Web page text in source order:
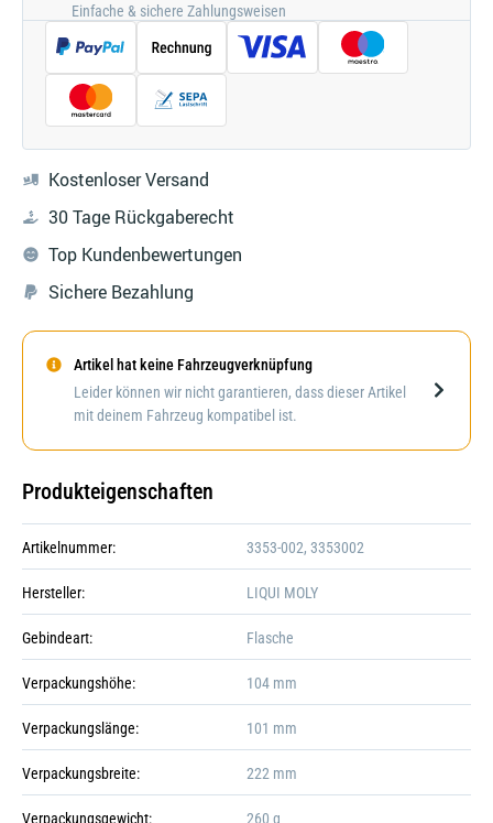
Einfache & sichere Zahlungsweisen
Kostenloser Versand
30 Tage Rückgaberecht
Top Kundenbewertungen
Sichere Bezahlung
Darstellung kann abweichen
Artikel hat keine Fahrzeugverknüpfung
Leider können wir nicht garantieren, dass dieser Artikel
mit deinem Fahrzeug kompatibel ist.
Produkteigenschaften
Artikelnummer: 3353-002, 3353002
Hersteller: LIQUI MOLY
Gebindeart: Flasche
Verpackungshöhe: 104 mm
Verpackungslänge: 101 mm
Verpackungsbreite: 222 mm
Verpackungsgewicht: 260 g